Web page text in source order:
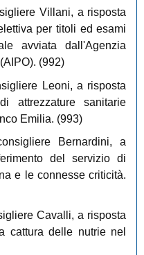
Villani, a risposta
per titoli ed esami
avviata dall'Agenzia
(992)
Leoni, a risposta
attrezzature sanitarie
Emilia. (993)
Bernardini, a
del servizio di
e le connesse criticità.
Cavalli, a risposta
cattura delle nutrie nel